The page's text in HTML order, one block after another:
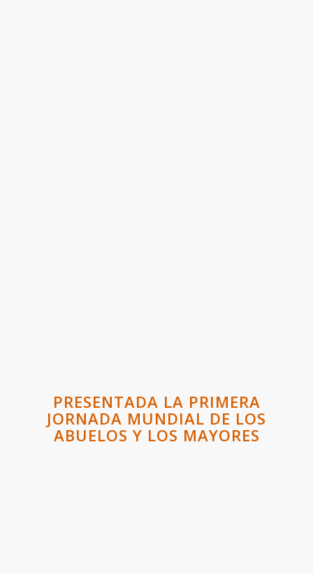
PRESENTADA LA PRIMERA
JORNADA MUNDIAL DE LOS
ABUELOS Y LOS MAYORES